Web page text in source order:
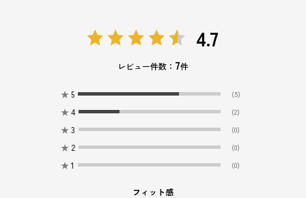
4.7
レビュー件数： 7件
★ 5 (5)
★ 4 (2)
★ 3 (0)
★ 2 (0)
★ 1 (0)
フィット感